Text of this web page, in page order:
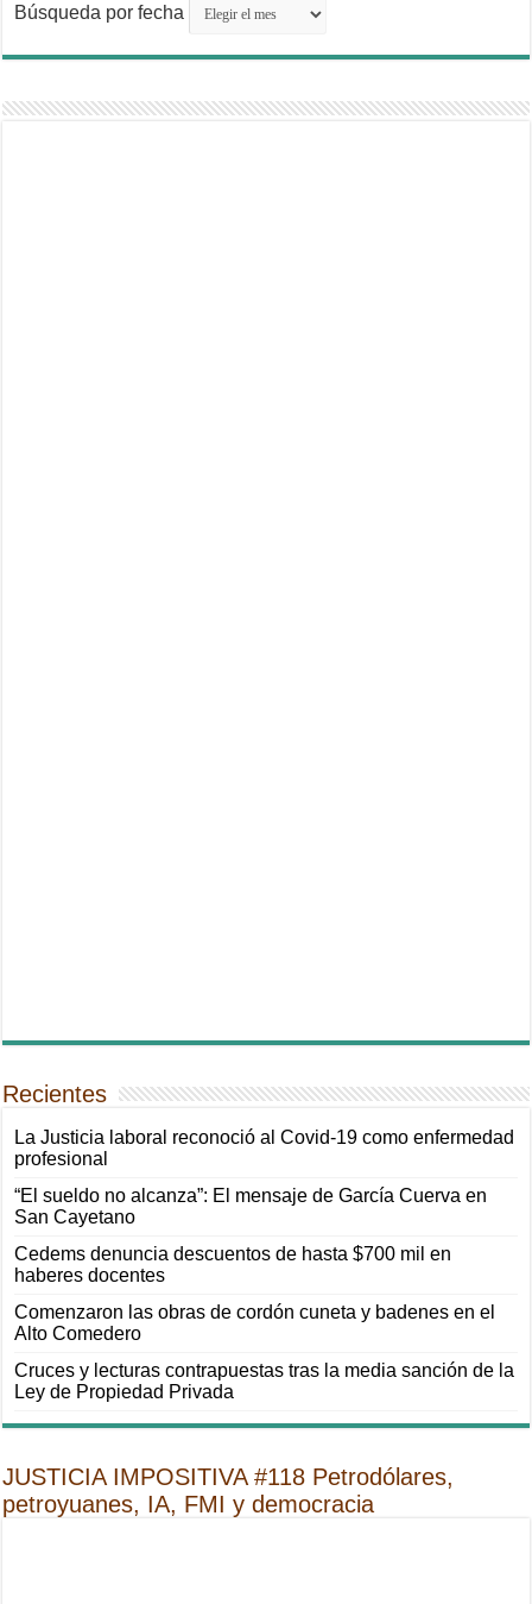
Búsqueda por fecha
Recientes
La Justicia laboral reconoció al Covid-19 como enfermedad
profesional
“El sueldo no alcanza”: El mensaje de García Cuerva en
San Cayetano
Cedems denuncia descuentos de hasta $700 mil en
haberes docentes
Comenzaron las obras de cordón cuneta y badenes en el
Alto Comedero
Cruces y lecturas contrapuestas tras la media sanción de la
Ley de Propiedad Privada
JUSTICIA IMPOSITIVA #118 Petrodólares,
petroyuanes, IA, FMI y democracia